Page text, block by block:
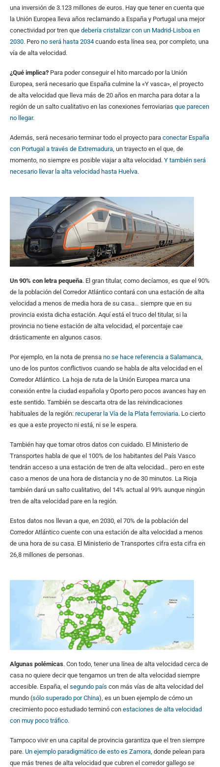
una inversión de 3.123 millones de euros. Hay que tener en cuenta que
la Unión Europea lleva años reclamando a España y Portugal una mejor
conectividad por tren que debería cristalizar con un Madrid-Lisboa en
2030. Pero no será hasta 2034 cuando esta línea sea, por completo, una
vía de alta velocidad.
¿Qué implica? Para poder conseguir el hito marcado por la Unión
Europea, será necesario que España culmine la «Y vasca», el proyecto
de alta velocidad que lleva más de 20 años en marcha para dotar a la
región de un salto cualitativo en las conexiones ferroviarias que parecen
no llegar.
Además, será necesario terminar todo el proyecto para conectar España
con Portugal a través de Extremadura , un trayecto en el que, de
momento, no siempre es posible viajar a alta velocidad. Y también será
necesario llevar la alta velocidad hasta Huelva.
Un 90% con letra pequeña. El gran titular, como decíamos, es que el 90%
de la población del Corredor Atlántico contará con una estación de alta
velocidad a menos de media hora de su casa… siempre que en su
provincia exista dicha estación. Aquí está el truco del titular, si la
provincia no tiene estación de alta velocidad, el porcentaje cae
drásticamente en algunos casos.
Por ejemplo, en la nota de prensa no se hace referencia a Salamanca
uno de los puntos conflictivos cuando se habla de alta velocidad en el
Corredor Atlántico. La hoja de ruta de la Unión Europea marca una
conexión entre la ciudad española y Oporto pero pocos avances hay en
este sentido. También se descarta otra de las reivindicaciones
habituales de la región: recuperar la Vía de la Plata ferroviaria. Lo cierto
es que a este proyecto ni está, ni se le espera.
También hay que tomar otros datos con cuidado. El Ministerio de
Transportes habla de que el 100% de los habitantes del País Vasco
tendrán acceso a una estación de tren de alta velocidad… pero en este
caso a menos de una hora de distancia y no de 30 minutos. La Rioja
también dará un salto cualitativo, del 14% actual al 99% aunque ningún
tren de alta velocidad pare en la región.
Estos datos nos llevan a que, en 2030, el 70% de la población del
Corredor Atlántico cuente con una estación de alta velocidad a menos
de una hora de su casa. El Ministerio de Transportes cifra esta cifra en
26,8 millones de personas.
Algunas polémicas. Con todo, tener una línea de alta velocidad cerca de
casa no quiere decir que tengamos un tren de alta velocidad siempre
accesible. España, el segundo país con más vías de alta velocidad del
mundo (sólo superado por China), es un buen ejemplo de cómo un
crecimiento poco estudiado terminó con estaciones de alta velocidad
con muy poco tráfico.
Tampoco vivir en una capital de provincia garantiza que el tren siempre
pare. Un ejemplo paradigmático de esto es Zamora , donde pelean para
que más trenes de alta velocidad que cubren el corredor gallego se